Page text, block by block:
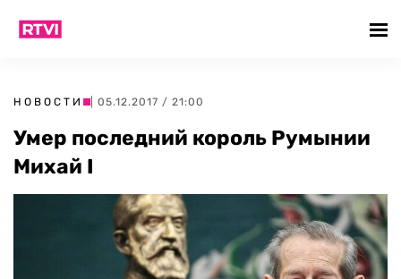
НОВОСТИ | 05.12.2017 / 21:00
Умер последний король Румынии
Михай I